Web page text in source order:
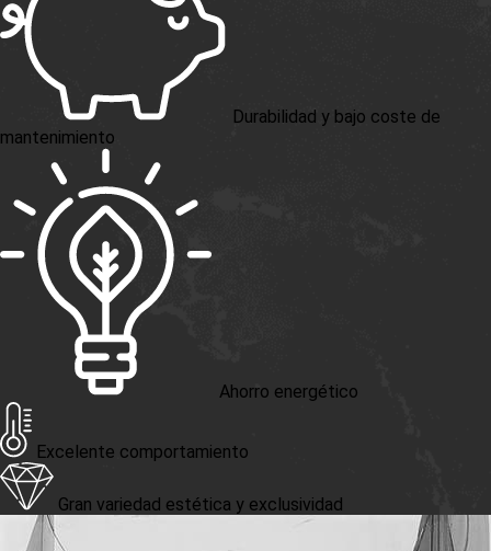
Durabilidad y bajo coste de
mantenimiento
Ahorro energético
Excelente comportamiento
Gran variedad estética y exclusividad